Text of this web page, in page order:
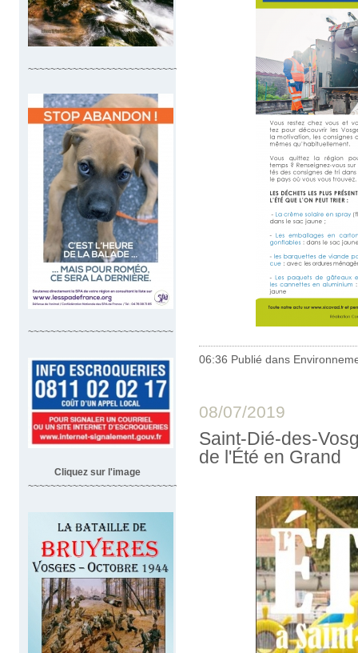
~~~~~~~~~~~~~~~~~~~~~~~~~~~~~~~~~
~~~~~~~~~~~~~~~~~~~~~~~~~~
Cliquez sur l'image
~~~~~~~~~~~~~~~~~~~~~~~~~~~~~~~~~~~~
06:36 Publié dans
08/07/2019
Saint-Dié-des-
de l'Été en Grand